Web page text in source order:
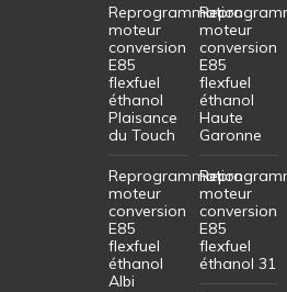
Reprogrammation
moteur
conversion
E85
flexfuel
éthanol
Plaisance
du Touch
Reprogrammation
moteur
conversion
E85
flexfuel
éthanol
Albi
moteur
conversion
E85
flexfuel
éthanol
Haute
Garonne
moteur
conversion
E85
flexfuel
éthanol 31